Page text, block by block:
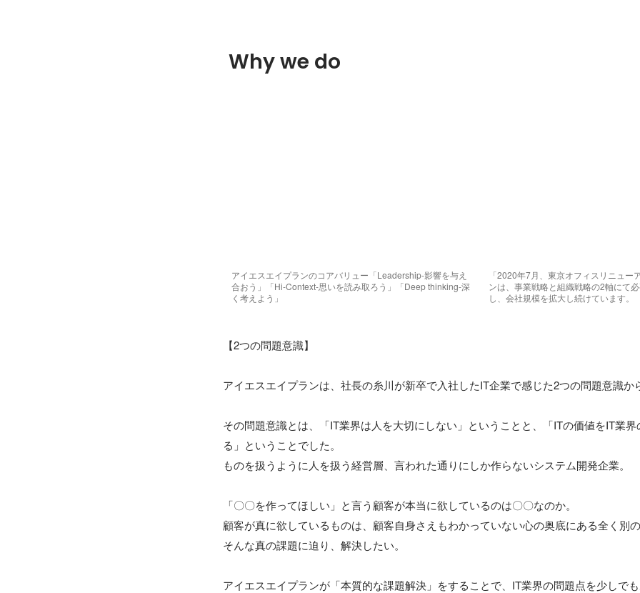
Why we do
アイエスエイプランのコアバリュー「Leadership-影響を与え
合おう」「Hi-Context-思いを読み取ろう」「Deep thinking-深
く考えよう」
「2020年7月、東京オフィスリニュー
ンは、事業戦略と組織戦略の2軸にて
し、会社規模を拡大し続けています。
【2つの問題意識】
アイエスエイプランは、社長の糸川が新卒で入社したIT企業で感じた2つの問題意識か
その問題意識とは、「IT業界は人を大切にしない」ということと、「ITの価値をIT業
る」ということでした。
ものを扱うように人を扱う経営層、言われた通りにしか作らないシステム開発企業。
「〇〇を作ってほしい」と言う顧客が本当に欲しているのは〇〇なのか。
顧客が真に欲しているものは、顧客自身さえもわかっていない心の奥底にある全く別の
そんな真の課題に迫り、解決したい。
アイエスエイプランが「本質的な課題解決」をすることで、IT業界の問題点を少しで